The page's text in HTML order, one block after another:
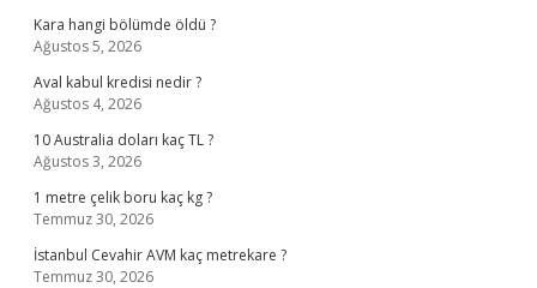
Kara hangi bölümde öldü ?
Ağustos 5, 2026
Aval kabul kredisi nedir ?
Ağustos 4, 2026
10 Australia doları kaç TL ?
Ağustos 3, 2026
1 metre çelik boru kaç kg ?
Temmuz 30, 2026
İstanbul Cevahir AVM kaç metrekare ?
Temmuz 30, 2026